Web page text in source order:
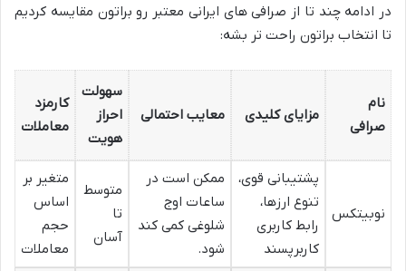
در ادامه چند تا از صرافی های ایرانی معتبر رو براتون مقایسه کردیم
تا انتخاب براتون راحت تر بشه:
نام
صرافی
مزایای کلیدی معایب احتمالی
سهولت
احراز
هویت
کارمزد
معاملات
نوبیتکس
پشتیبانی قوی،
تنوع ارزها،
رابط کاربری
کاربرپسند
ممکن است در
ساعات اوج
شلوغی کمی کند
شود.
متوسط
تا
آسان
متغیر بر
اساس
حجم
معاملات